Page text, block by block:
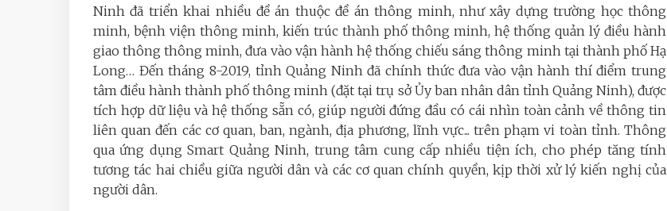
Ninh đã triển khai nhiều đề án thuộc đề án thông minh, như xây dựng trường học thông
minh, bệnh viện thông minh, kiến trúc thành phố thông minh, hệ thống quản lý điều hành
giao thông thông minh, đưa vào vận hành hệ thống chiếu sáng thông minh tại thành phố Hạ
Long… Đến tháng 8-2019, tỉnh Quảng Ninh đã chính thức đưa vào vận hành thí điểm trung
tâm điều hành thành phố thông minh (đặt tại trụ sở Ủy ban nhân dân tỉnh Quảng Ninh), được
tích hợp dữ liệu và hệ thống sẵn có, giúp người đứng đầu có cái nhìn toàn cảnh về thông tin
liên quan đến các cơ quan, ban, ngành, địa phương, lĩnh vực... trên phạm vi toàn tỉnh. Thông
qua ứng dụng Smart Quảng Ninh, trung tâm cung cấp nhiều tiện ích, cho phép tăng tính
tương tác hai chiều giữa người dân và các cơ quan chính quyền, kịp thời xử lý kiến nghị của
người dân.